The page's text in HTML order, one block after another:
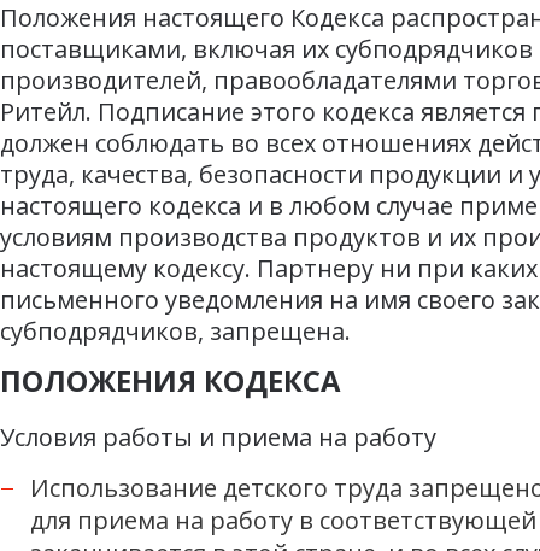
Положения настоящего Кодекса
поставщиками, включая их
производителей, правообладателями
Ритейл. Подписание этого кодекса
должен соблюдать во всех отношениях
труда, качества, безопасности продукции
настоящего кодекса и в любом случае
условиям производства продуктов и их
настоящему кодексу. Партнеру ни при
письменного уведомления на имя своего
субподрядчиков, запрещена.
ПОЛОЖЕНИЯ КОДЕКСА
Условия работы и приема на работу
Использование детского труда
для приема на работу в